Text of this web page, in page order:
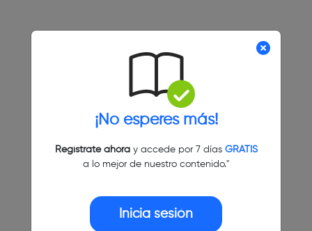
¡No esperes más!
Regístrate ahoray accede por 7 días GRATIS
a lo mejor de nuestro contenido."
Inicia sesión